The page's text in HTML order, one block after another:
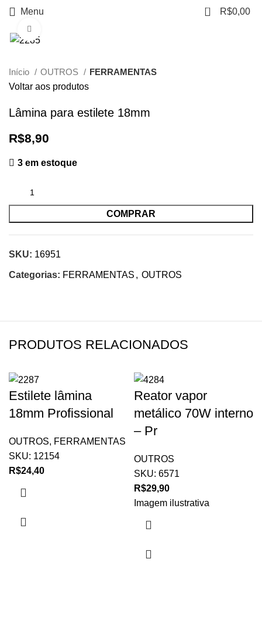
Menu 0 R$0,00
Início OUTROS
FERRAMENTAS
Voltar aos produtos
Lâmina para estilete 18mm
R$8,90
3 em estoque
COMPRAR
SKU: 16951
Categorias: FERRAMENTAS , OUTROS
PRODUTOS RELACIONADOS
Estilete lâmina
18mm Profissional
OUTROS, FERRAMENTAS
SKU: 12154
R$24,40
Reator vapor
metálico 70W interno
– Pr
OUTROS
SKU: 6571
R$29,90
Imagem ilustrativa